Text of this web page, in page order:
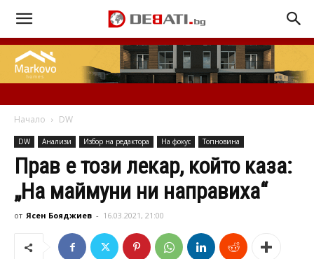
Начало DW
DW Анализи Избор на редактора На фокус Топновина
Прав е този лекар, който каза:
„На маймуни ни направиха“
от Ясен Бояджиев - 16.03.2021, 21:00